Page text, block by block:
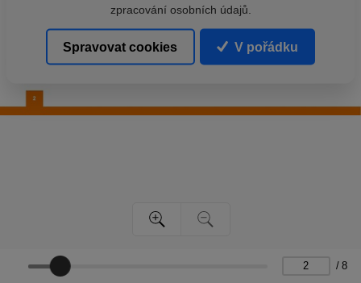
/ 8
zpracování osobních údajů.
Spravovat cookies V pořádku